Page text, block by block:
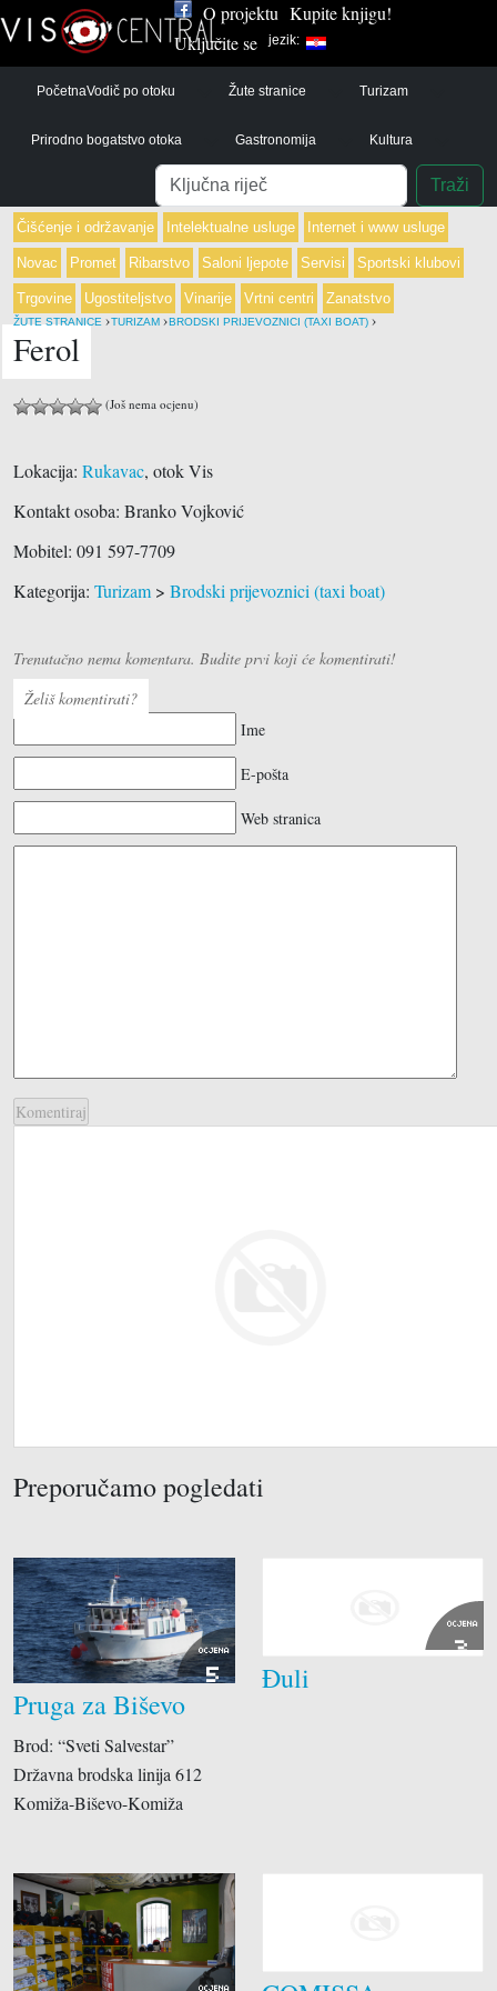
O projektu Kupite knjigu!
Uključite se
jezik:
PočetnaVodič po otoku Žute stranice Turizam
Prirodno bogatstvo otoka Gastronomija Kultura
Pretraga
Traži
Čišćenje i održavanje Intelektualne usluge Internet i www usluge
Novac Promet Ribarstvo Saloni ljepote Servisi Sportski klubovi
Trgovine Ugostiteljstvo Vinarije Vrtni centri Zanatstvo
ŽUTE STRANICE ›TURIZAM ›BRODSKI PRIJEVOZNICI (TAXI BOAT) ›
Ferol
(Još nema ocjenu)
Lokacija: Rukavac, otok Vis
Kontakt osoba: Branko Vojković
Mobitel: 091 597-7709
Kategorija: Turizam > Brodski prijevoznici (taxi boat)
Trenutačno nema komentara. Budite prvi koji će komentirati!
Želiš komentirati?
Ime
E-pošta
Web stranica
Preporučamo pogledati
OCJENA
5
Pruga za Biševo
Brod: “Sveti Salvestar”
Državna brodska linija 612
Komiža-Biševo-Komiža
OCJENA
3
Đuli
OCJENA